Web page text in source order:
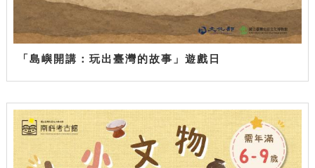
「島嶼開講：玩出臺灣的故事」遊戲日